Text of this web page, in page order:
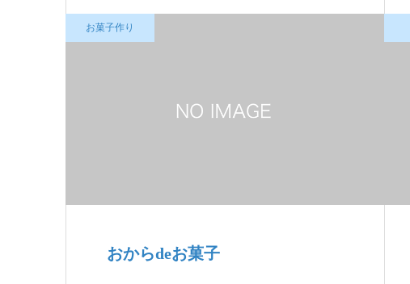
お菓子作り
おからdeお菓子